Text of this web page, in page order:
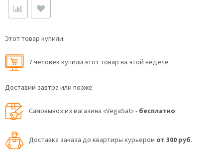
Этот товар купили:
7 человек купили этот товар на этой неделе
Доставим завтра или позже
Самовывоз из магазина «VegaSat» - бесплатно
Доставка заказа до квартиры курьером от 300 руб.